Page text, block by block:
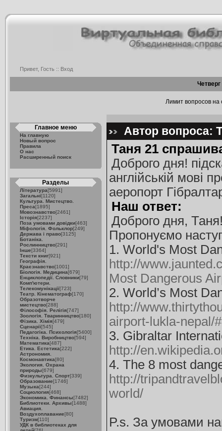
Привет, Гость :: Вход
Лимит вопросов на
Главное меню
На главную
Новый вопрос
Правила
О нас
Расширенный поиск
Разделы
Література[5991]
Загальні[1120]
Культура. Мистецтво.
Преса[1895]
Мовознавство[2461]
Історія[2237]
Поза умовами довідки[463]
Міфологія. Фольклор[249]
Держава і право[3125]
Ботаніка.
Рослинництво[291]
Інше[3364]
Тексти книг[921]
Географія.
Краєзнавство[1001]
Біологія. Медицина[679]
Енциклопедії. Словники[79]
Комп'ютери.
Телекомунікації[723]
Театр. Кінематограф[170]
Образотворче
мистецтво[288]
Філософія. Релігія[747]
Зоологія. Тваринництво[180]
Фізика. Хімія[479]
Сценарії[545]
Педагогіка. Психологія[5400]
Техніка. Виробництво[594]
Математика[487]
Етика. Естетика[222]
Астрономия.
Космонавтика[80]
Экология. Охрана
природы[679]
Физкультура. Спорт[339]
Образование[1746]
Музыка[244]
Социология[468]
Экономика. Финансы[7482]
Библиотеки. Архивы[1488]
Авиация.
Воздухоплавание[80]
Туризм[110]
УДК в библиотеках для
Автор вопроса:
Таня 21
Доброго дня!
англійській мові
аеропорт
Наш ответ:
Доброго дня,
Пропонуємо
1. World's Most
http://
Most Dangerous
2. World’s Most
http://
airport-lukla-nepal/
3. Gibraltar
http://
4. The 8 most
http://
world/
P.s. За умовами